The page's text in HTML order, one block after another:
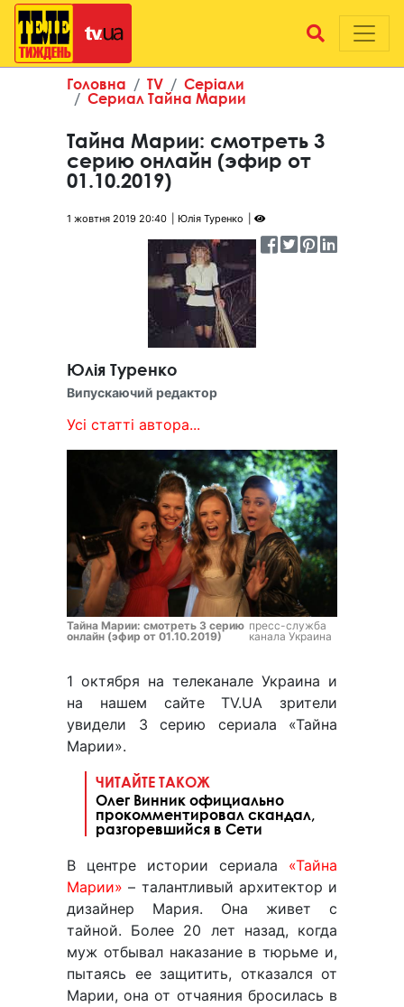
Головна TV
Серіали
Сериал Тайна Марии
Тайна Марии: смотреть 3
серию онлайн (эфир от
01.10.2019)
1 жовтня 2019 20:40 Юлія Туренко
Юлія Туренко
Випускаючий редактор
Усі статті автора...
Тайна Марии: смотреть 3 серию
онлайн (эфир от 01.10.2019)
пресс-служба
канала Украина
1 октября на телеканале Украина и
на нашем сайте TV.UA зрители
увидели 3 серию сериала «Тайна
Марии».
ЧИТАЙТЕ ТАКОЖ
Олег Винник официально
прокомментировал скандал,
разгоревшийся в Сети
В центре истории сериала «Тайна
Марии» – талантливый архитектор и
дизайнер Мария. Она живет с
тайной. Более 20 лет назад, когда
муж отбывал наказание в тюрьме и,
пытаясь ее защитить, отказался от
Марии, она от отчаяния бросилась в